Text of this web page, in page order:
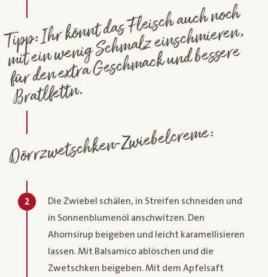
Tipp: Ihr könnt das Fleisch auch noch
mit ein
wenig Sch
malz einsch
mieren,
für den extra
Gesch
mack und bessere
Bratlfettn.
Dörrzwetschken-Zwiebelcreme:
2
Die Zwiebel schälen, in Streifen schneiden und
in Sonnenblumenöl anschwitzen. Den
Ahornsirup beigeben und leicht karamellisieren
lassen. Mit Balsamico ablöschen und die
Zwetschken beigeben. Mit dem Apfelsaft